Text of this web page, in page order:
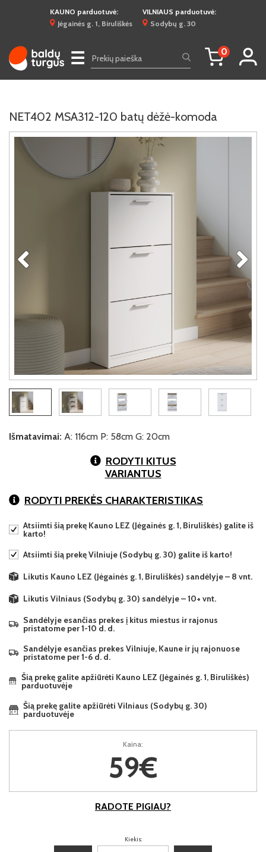
KAUNO parduotuvė:
Jėgainės g. 1, Biruliškės
VILNIAUS parduotuvė:
Sodybų g. 30
☰ 0
NET402 MSA312-120 batų dėžė-komoda
Išmatavimai: A: 116cm P: 58cm G: 20cm
RODYTI KITUS
VARIANTUS
RODYTI PREKĖS CHARAKTERISTIKAS
Atsiimti šią prekę Kauno LEZ (Jėgainės g. 1, Biruliškės) galite iš
karto!
Atsiimti šią prekę Vilniuje (Sodybų g. 30) galite iš karto!
Likutis Kauno LEZ (Jėgainės g. 1, Biruliškės) sandėlyje – 8 vnt.
Likutis Vilniaus (Sodybų g. 30) sandėlyje – 10+ vnt.
Sandėlyje esančias prekes į kitus miestus ir rajonus
pristatome per 1-10 d. d.
Sandėlyje esančias prekes Vilniuje, Kaune ir jų rajonuose
pristatome per 1-6 d. d.
Šią prekę galite apžiūrėti Kauno LEZ (Jėgainės g. 1, Biruliškės)
parduotuvėje
Šią prekę galite apžiūrėti Vilniaus (Sodybų g. 30)
parduotuvėje
Kaina:
59€
RADOTE PIGIAU?
Kiekis: